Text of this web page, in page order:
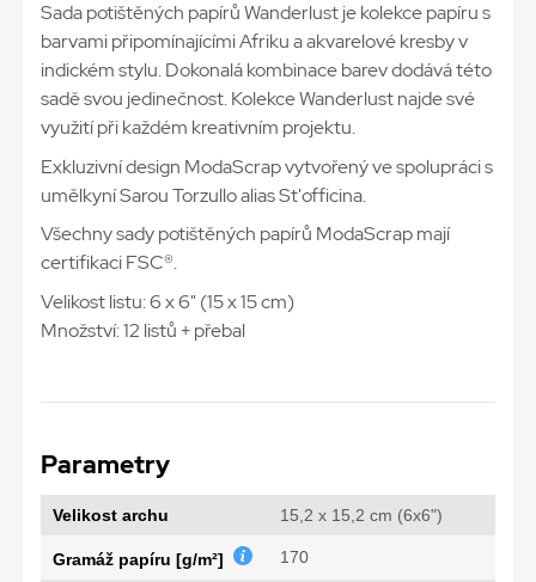
Sada potištěných papírů Wanderlust je kolekce papíru s
barvami připomínajícími Afriku a akvarelové kresby v
indickém stylu. Dokonalá kombinace barev dodává této
sadě svou jedinečnost. Kolekce Wanderlust najde své
využití při každém kreativním projektu.
Exkluzivní design ModaScrap vytvořený ve spolupráci s
umělkyní Sarou Torzullo alias St'officina.
Všechny sady potištěných papírů ModaScrap mají
certifikaci FSC®.
Velikost listu: 6 x 6" (15 x 15 cm)
Množství: 12 listů + přebal
Parametry
Velikost archu 15,2 x 15,2 cm (6x6")
Gramáž papíru [g/m²] 170